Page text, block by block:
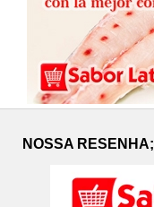
NOSSA RESENHA;